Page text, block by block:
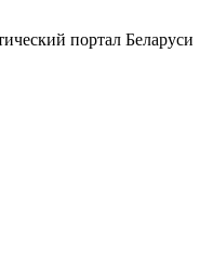
портал Беларуси